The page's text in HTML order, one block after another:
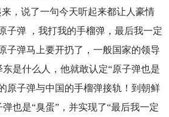
，说了一句今天听起来都让人豪情
子弹 ，我打我的手榴弹，最后我一定
子弹马上要开扔了，一般国家的领导
是什么人，他就敢认定“原子弹也是
原子弹与中国的手榴弹接轨！到朝鲜
也是“臭蛋”，并实现了“最后我一定